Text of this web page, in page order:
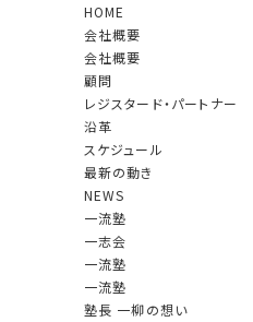
HOME
会社概要
会社概要
顧問
レジスタード・パートナー
沿革
スケジュール
最新の動き
NEWS
一流塾
一志会
一流塾
一流塾
塾長 一柳の想い